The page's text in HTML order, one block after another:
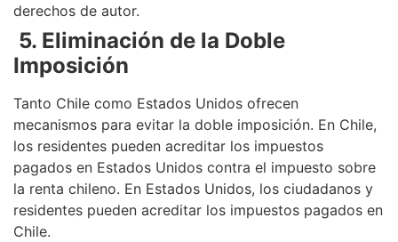
derechos de autor.
5. Eliminación de la Doble
Imposición
Tanto Chile como Estados Unidos ofrecen
mecanismos para evitar la doble imposición. En Chile,
los residentes pueden acreditar los impuestos
pagados en Estados Unidos contra el impuesto sobre
la renta chileno. En Estados Unidos, los ciudadanos y
residentes pueden acreditar los impuestos pagados en
Chile.